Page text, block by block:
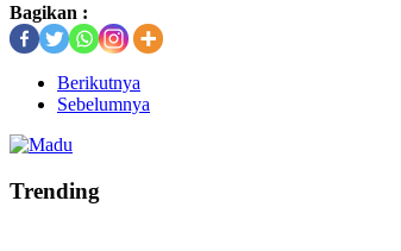
Bagikan :
Berikutnya
Sebelumnya
Trending